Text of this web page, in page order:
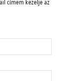
címem kezelje az